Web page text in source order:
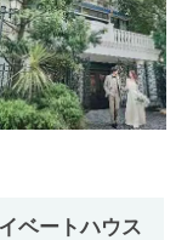
ベートハウス